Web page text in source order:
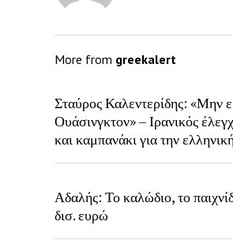
More from greekalert
Σταύρος Καλεντερίδης: «Μην
Ουάσινγκτον» – Ιρανικός
και καμπανάκι για την
Αδαλής: Το καλώδιο, το
δισ. ευρώ